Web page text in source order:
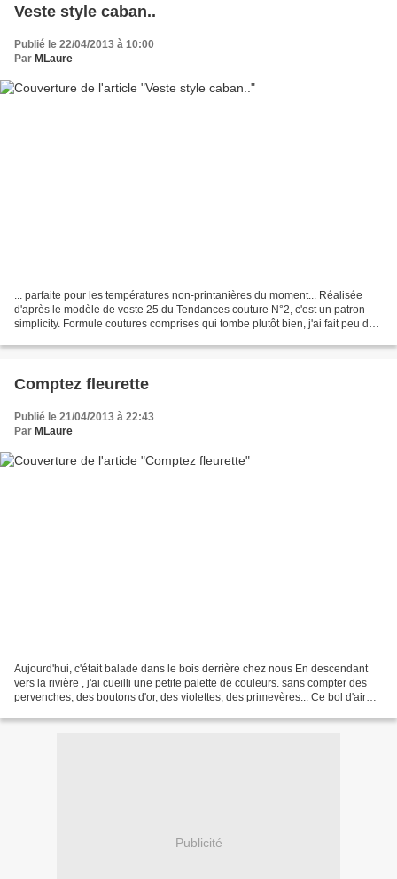
Veste style caban..
Publié le 22/04/2013 à 10:00
Par MLaure
... parfaite pour les températures non-printanières du moment... Réalisée
d'après le modèle de veste 25 du Tendances couture N°2, c'est un patron
simplicity. Formule coutures comprises qui tombe plutôt bien, j'ai fait peu de
Comptez fleurette
Publié le 21/04/2013 à 22:43
Par MLaure
Aujourd'hui, c'était balade dans le bois derrière chez nous En descendant
vers la rivière , j'ai cueilli une petite palette de couleurs. sans compter des
pervenches, des boutons d'or, des violettes, des primevères... Ce bol d'air
Publicité